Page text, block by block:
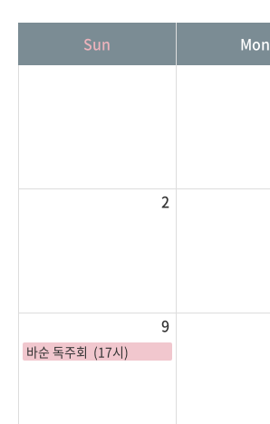
Sun Mon
2
9
바순 독주회 (17시)